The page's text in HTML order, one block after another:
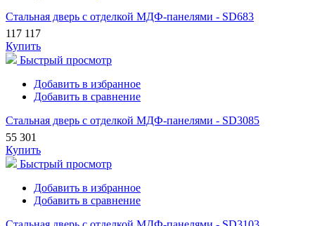
Стальная дверь с отделкой МДФ-панелями - SD683
117 117
Купить
Быстрый просмотр
Добавить в избранное
Добавить в сравнение
Стальная дверь с отделкой МДФ-панелями - SD3085
55 301
Купить
Быстрый просмотр
Добавить в избранное
Добавить в сравнение